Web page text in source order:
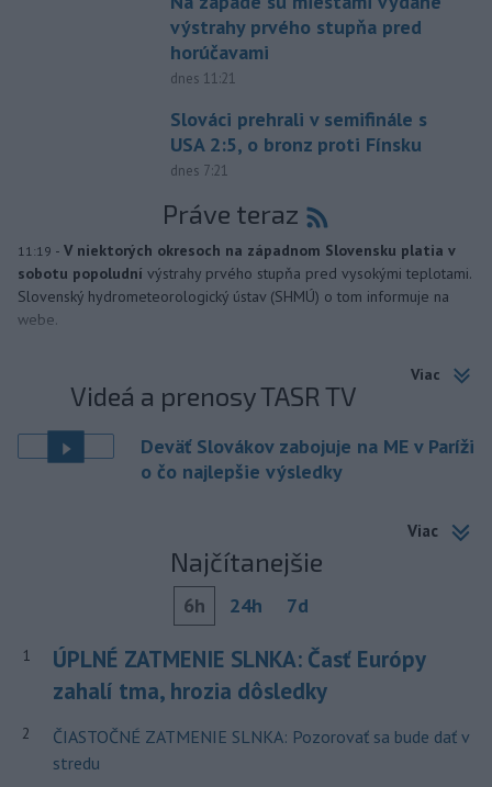
výstrahy prvého stupňa pred
horúčavami
dnes 11:21
Slováci prehrali v semifinále s
USA 2:5, o bronz proti Fínsku
dnes 7:21
Práve teraz
11:19 - V niektorých okresoch na západnom Slovensku platia v
sobotu popoludní výstrahy prvého stupňa pred vysokými teplotami.
Slovenský hydrometeorologický ústav (SHMÚ) o tom informuje na
webe.
Viac
Videá a prenosy TASR TV
Deväť Slovákov zabojuje na ME v Paríži
o čo najlepšie výsledky
Viac
Najčítanejšie
6h 24h 7d
1
ÚPLNÉ ZATMENIE SLNKA: Časť Európy
zahalí tma, hrozia dôsledky
2
ČIASTOČNÉ ZATMENIE SLNKA: Pozorovať sa bude dať v
stredu